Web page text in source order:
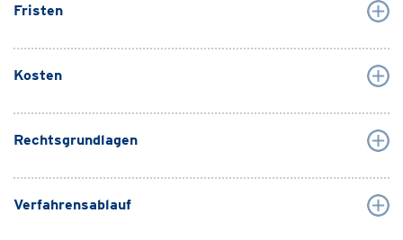
Fristen
Kosten
Rechtsgrundlagen
Verfahrensablauf